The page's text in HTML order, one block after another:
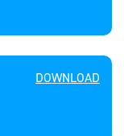
DOWNLOAD